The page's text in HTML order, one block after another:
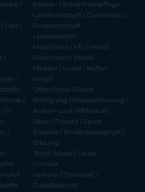
/
Glas /
/
/
/
IT
/
/
Körper- / Schönheitspflege
Landwirtschaft / Gartenbau /
Forstwirtschaft
Lebensmittel
Maschinen / Kfz / Metall
Maschinen / Metall
Medien / Kunst / Kultur
Metall
Öffentlicher Dienst
Reinigung / Hausbetreuung /
Anlern- und Hilfsberufe
Reise / Freizeit / Sport
Soziales / Kinderpädagogik /
Bildung
Textil / Mode / Leder
Umwelt
Verkehr / Transport /
Zustelldienste